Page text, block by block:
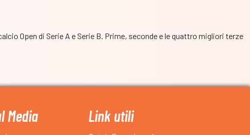
Open di Serie A e Serie B. Prime, seconde e le quattro migliori terze
Media Link utili